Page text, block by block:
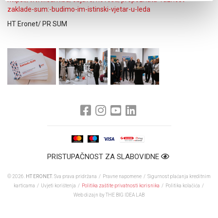
zaklade-sum:-budimo-im-istinski-vjetar-u-leda
HT Eronet/ PR SUM
PRISTUPAČNOST ZA SLABOVIDNE
© 2026. HT ERONET . Sva prava pridržana / Pravne napomene / Sigurnost plaćanja kreditnim
karticama / Uvjeti korištenja / Politika zaštite privatnosti korisnika / Politika kolačića /
Web dizajn by THE BIG IDEA LAB